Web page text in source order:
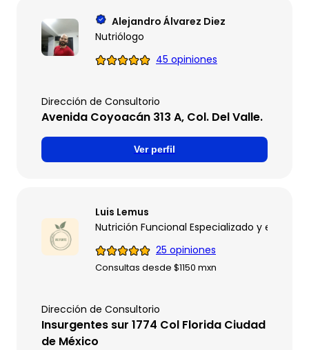
Alejandro Álvarez Diez
Nutriólogo
45 opiniones
Dirección de Consultorio
Avenida Coyoacán 313 A, Col. Del Valle.
Ver perfil
Luis Lemus
Nutrición Funcional Especializado y
25 opiniones
Consultas desde $1150 mxn
Dirección de Consultorio
Insurgentes sur 1774 Col Florida Ciudad
de México